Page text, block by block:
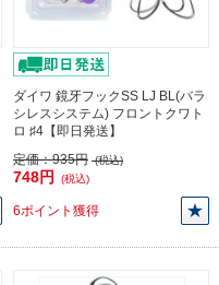
ダイワ 鏡牙フックSS LJ BL(バラ
シレスシステム) フロントクワト
ロ ♯4【即日発送】
定価：935円 (税込)
748円 (税込)
6ポイント獲得